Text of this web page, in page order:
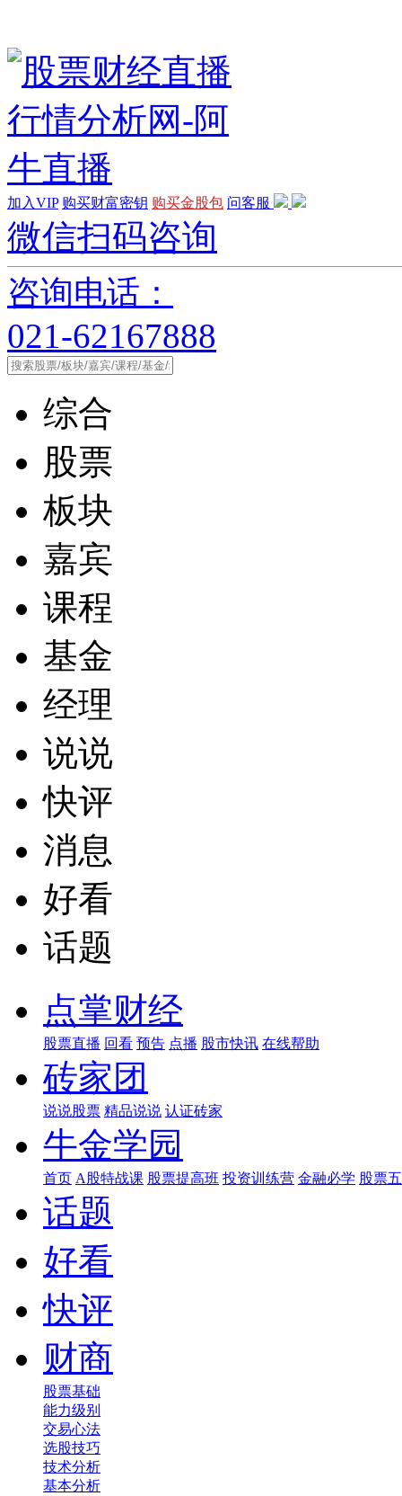
加入VIP 购买财富密钥 购买金股包 问客服
微信扫码咨询
咨询电话：
021-62167888
综合
股票
板块
嘉宾
课程
基金
经理
说说
快评
消息
好看
话题
点掌财经
股票直播 回看 预告 点播 股市快讯 在线帮助
砖家团
说说股票 精品说说 认证砖家
牛金学园
首页 A股特战课 股票提高班 投资训练营 金融必学 股票
话题
好看
快评
财商
股票基础
能力级别
交易心法
选股技巧
技术分析
基本分析